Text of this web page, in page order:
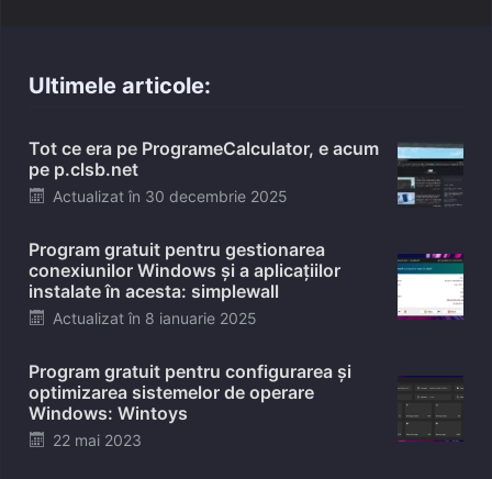
Ultimele articole:
Tot ce era pe ProgrameCalculator, e acum
pe p.clsb.net
Posted
Actualizat în 30 decembrie 2025
Program gratuit pentru gestionarea
conexiunilor Windows și a aplicațiilor
instalate în acesta: simplewall
Posted
Actualizat în 8 ianuarie 2025
Program gratuit pentru configurarea și
optimizarea sistemelor de operare
Windows: Wintoys
Posted
22 mai 2023